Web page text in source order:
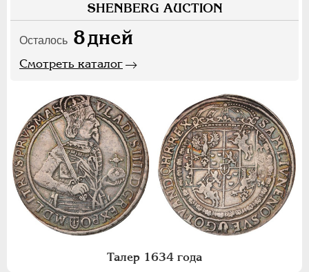
SHENBERG AUCTION
Осталось 8дней
Смотреть каталог
Талер 1634 года